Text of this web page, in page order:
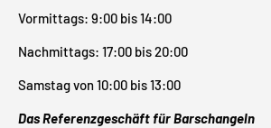
Vormittags: 9:00 bis 14:00
Nachmittags: 17:00 bis 20:00
Samstag von 10:00 bis 13:00
Das Referenzgeschäft für Barschangeln